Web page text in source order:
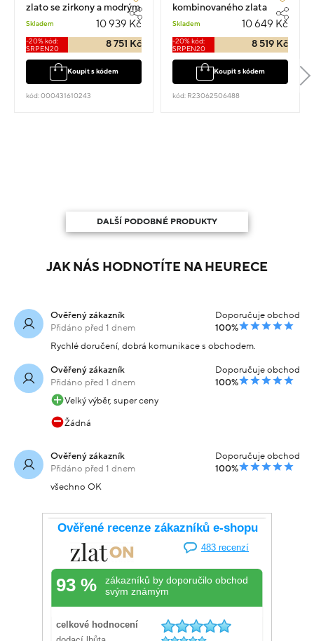
zlato se zirkony a modrým
kamenem 1.5cm 2.4g
Skladem 10 939 Kč
-20% kód:
SRPEN20
8 751 Kč
Koupit s kódem
kód: 000431610243
kombinovaného zlata
srdce visací se zirkony
1.7cm 3.35g
Skladem 10 649 Kč
-20% kód:
SRPEN20
8 519 Kč
Koupit s kódem
kód: R23062506488
DALŠÍ PODOBNÉ PRODUKTY
JAK NÁS HODNOTÍTE NA HEURECE
Ověřený zákazník
Přidáno před 1 dnem
Doporučuje obchod
100%
Rychlé doručení, dobrá komunikace s obchodem.
Ověřený zákazník
Přidáno před 1 dnem
Doporučuje obchod
100%
Velký výběr, super ceny
Žádná
Ověřený zákazník
Přidáno před 1 dnem
Doporučuje obchod
100%
všechno OK